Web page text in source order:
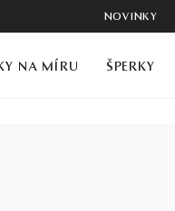
NOVINKY
NA MÍRU ŠPERKY